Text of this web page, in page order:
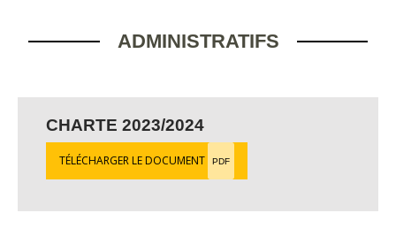
ADMINISTRATIFS
CHARTE 2023/2024
TÉLÉCHARGER LE DOCUMENT PDF